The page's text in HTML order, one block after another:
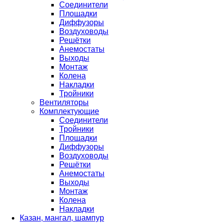
Соединители
Площадки
Диффузоры
Воздуховоды
Решётки
Анемостаты
Выходы
Монтаж
Колена
Накладки
Тройники
Вентиляторы
Комплектующие
Соединители
Тройники
Площадки
Диффузоры
Воздуховоды
Решётки
Анемостаты
Выходы
Монтаж
Колена
Накладки
Казан, мангал, шампур